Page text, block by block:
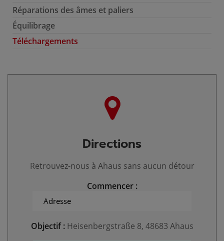
Réparations des âmes et paliers
Équilibrage
Téléchargements
Directions
Retrouvez-nous à Ahaus sans aucun détour
Commencer :
Objectif :Heisenbergstraße 8, 48683 Ahaus